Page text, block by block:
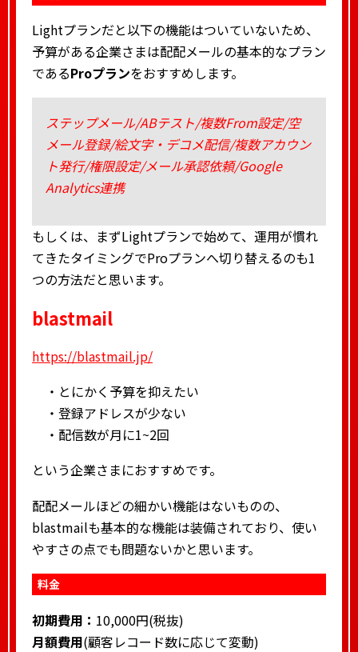
Lightプランだと以下の機能はついていないため、
予算がある企業さまは配配メールの基本的なプラン
であるProプランをおすすめします。
ステップメール/ABテスト/複数From設定/空
メール登録/絵文字・デコメ配信/複数アカウン
ト発行/権限設定/メール承認依頼/Google
Analytics連携
もしくは、まずLightプランで始めて、運用が慣れ
てきたタイミングでProプランへ切り替えるのも1
つの方法だと思います。
blastmail
https://blastmail.jp/
・とにかく予算を抑えたい
・登録アドレスが少ない
・配信数が月に1~2回
という企業さまにおすすめです。
配配メールほどの細かい機能はないものの、
blastmailも基本的な機能は装備されており、使い
やすさの点でも問題ないかと思います。
料金
初期費用： 10,000円(税抜)
月額費用(顧客レコード数に応じて変動)